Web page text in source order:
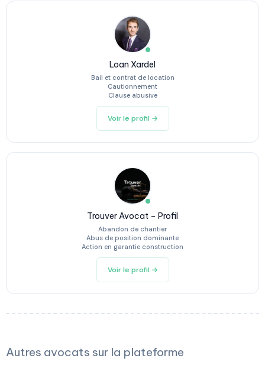
Loan Xardel
Bail et contrat de location
Cautionnement
Clause abusive
Voir le profil →
Trouver Avocat – Profil
Abandon de chantier
Abus de position dominante
Action en garantie construction
Voir le profil →
Autres avocats sur la plateforme